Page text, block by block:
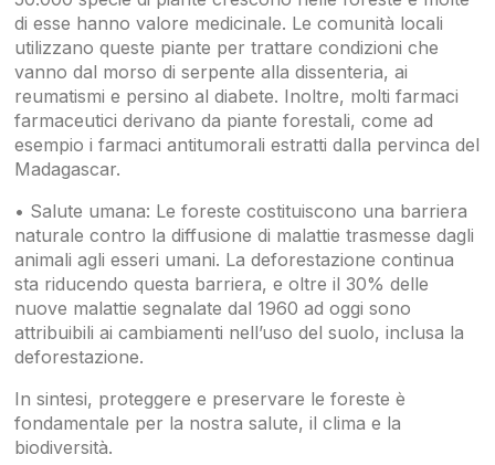
di esse hanno valore medicinale. Le comunità locali
utilizzano queste piante per trattare condizioni che
vanno dal morso di serpente alla dissenteria, ai
reumatismi e persino al diabete. Inoltre, molti farmaci
farmaceutici derivano da piante forestali, come ad
esempio i farmaci antitumorali estratti dalla pervinca del
Madagascar.
• Salute umana: Le foreste costituiscono una barriera
naturale contro la diffusione di malattie trasmesse dagli
animali agli esseri umani. La deforestazione continua
sta riducendo questa barriera, e oltre il 30% delle
nuove malattie segnalate dal 1960 ad oggi sono
attribuibili ai cambiamenti nell’uso del suolo, inclusa la
deforestazione.
In sintesi, proteggere e preservare le foreste è
fondamentale per la nostra salute, il clima e la
biodiversità.